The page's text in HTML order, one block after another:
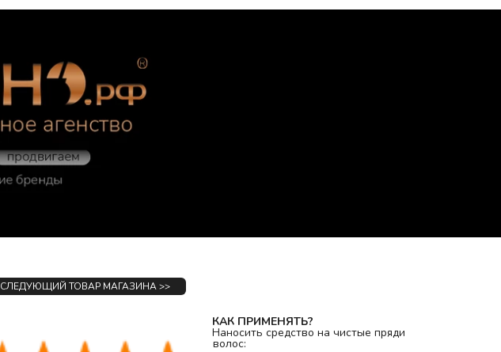
СЛЕДУЮЩИЙ ТОВАР МАГАЗИНА >>
КАК ПРИМЕНЯТЬ?
Наносить средство на чистые пряди
волос: